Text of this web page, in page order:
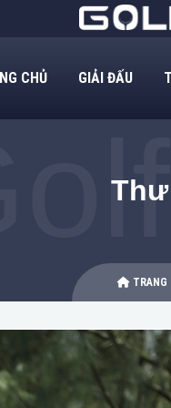
CHỦ GIẢI ĐẤU
TRANG